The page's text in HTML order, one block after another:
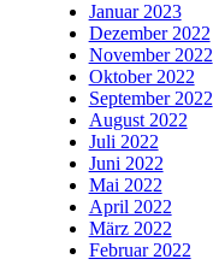
Januar 2023
Dezember 2022
November 2022
Oktober 2022
September 2022
August 2022
Juli 2022
Juni 2022
Mai 2022
April 2022
März 2022
Februar 2022